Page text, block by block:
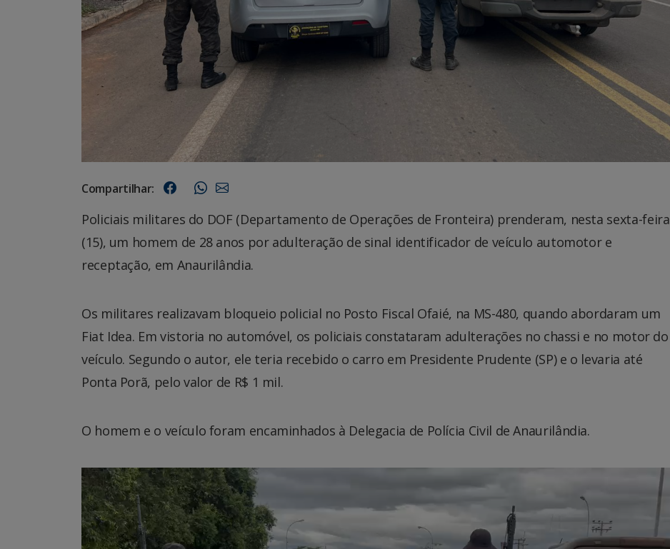
Compartilhar:
Policiais militares do DOF (Departamento de Operações de Fronteira) prenderam, nesta sexta-feira
(15), um homem de 28 anos por adulteração de sinal identificador de veículo automotor e
receptação, em Anaurilândia.
Os militares realizavam bloqueio policial no Posto Fiscal Ofaié, na MS-480, quando abordaram um
Fiat Idea. Em vistoria no automóvel, os policiais constataram adulterações no chassi e no motor do
veículo. Segundo o autor, ele teria recebido o carro em Presidente Prudente (SP) e o levaria até
Ponta Porã, pelo valor de R$ 1 mil.
O homem e o veículo foram encaminhados à Delegacia de Polícia Civil de Anaurilândia.